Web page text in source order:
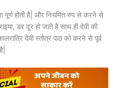
पूर्ण होती है| और नियमित रुप से करने से
डर दूर हो जाते है साथ ही देवी की
देवी स्तोत्र पाठ को करने से पूर्व